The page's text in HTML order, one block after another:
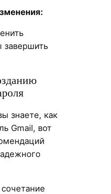
завершить
знаете, как
Gmail, вот